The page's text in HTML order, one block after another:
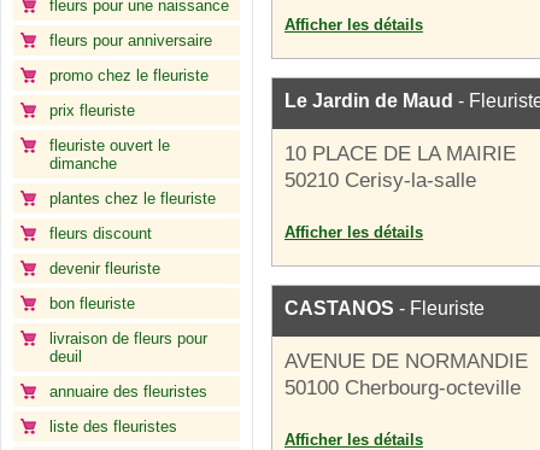
fleurs pour une naissance
fleurs pour anniversaire
promo chez le fleuriste
prix fleuriste
fleuriste ouvert le
dimanche
plantes chez le fleuriste
fleurs discount
devenir fleuriste
bon fleuriste
livraison de fleurs pour
deuil
annuaire des fleuristes
liste des fleuristes
Afficher les détails
Le Jardin de Maud -
10 PLACE DE LA MAIRIE
50210 Cerisy-la-salle
Afficher les détails
CASTANOS - Fleuriste
AVENUE DE NORMANDIE
50100 Cherbourg-octeville
Afficher les détails